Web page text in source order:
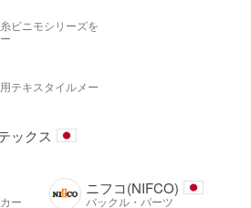
ビニモシリーズを
テキスタイルメー
ックス
ー
ニフコ(NIFCO)
バックル・パーツ